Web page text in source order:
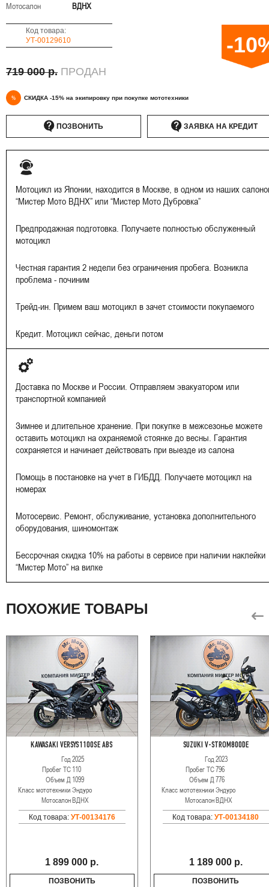
Мотосалон
ВДНХ
Код товара:
УТ-00129610
-
719 000 р. ПРОДАН
% СКИДКА -15% на экипировку при покупке мототехники
ПОЗВОНИТЬ ЗАЯВКА НА КРЕДИТ
Мотоцикл из Японии, находится в Москве, в одном из наших
“Мистер Мото ВДНХ” или “Мистер Мото Дубровка”
Предпродажная подготовка. Получаете полностью обслуженный
мотоцикл
Честная гарантия 2 недели без ограничения пробега. Возникла
проблема - починим
Трейд-ин. Примем ваш мотоцикл в зачет стоимости покупаемого
Кредит. Мотоцикл сейчас, деньги потом
Доставка по Москве и России. Отправляем эвакуатором или
транспортной компанией
Зимнее и длительное хранение. При покупке в межсезонье можете
оставить мотоцикл на охраняемой стоянке до весны. Гарантия
сохраняется и начинает действовать при выезде из салона
Помощь в постановке на учет в ГИБДД. Получаете мотоцикл на
номерах
Мотосервис. Ремонт, обслуживание, установка дополнительного
оборудования, шиномонтаж
Бессрочная скидка 10% на работы в сервисе при наличии наклейки
“Мистер Мото” на вилке
ПОХОЖИЕ ТОВАРЫ
KAWASAKI VERSYS1100SE ABS
Год2025
Пробег ТС 110
Объем Д 1099
Класс мототехникиЭндуро
МотосалонВДНХ
Код товара: УТ-00134176
1 899 000 р.
ПОЗВОНИТЬ
SUZUKI V-STROM800DE
Год 2023
Пробег ТС796
Объем Д 776
Класс мототехники Эндуро
МотосалонВДНХ
Код товара:УТ-00134180
1 189 000 р.
ПОЗВОНИТЬ